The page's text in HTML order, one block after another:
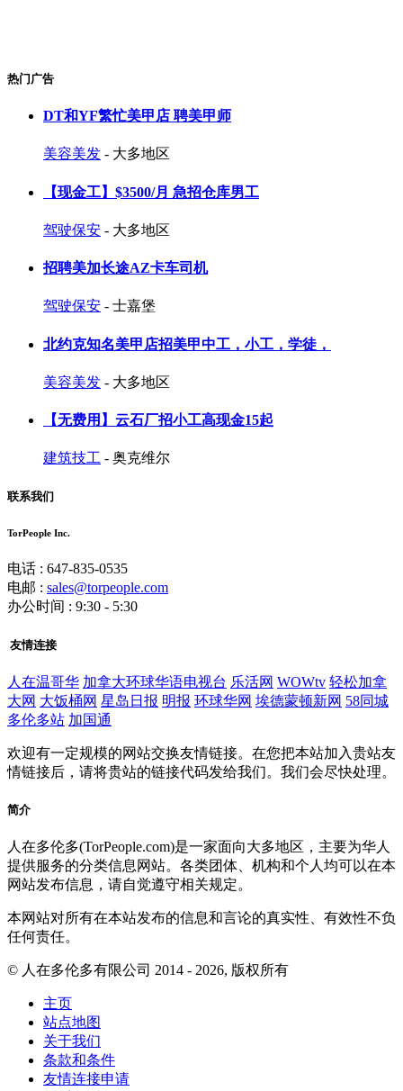
热门广告
DT和YF繁忙美甲店 聘美甲师
美容美发 - 大多地区
【现金工】$3500/月 急招仓库男工
驾驶保安 - 大多地区
招聘美加长途AZ卡车司机
驾驶保安 - 士嘉堡
北约克知名美甲店招美甲中工，小工，学徒，
美容美发 - 大多地区
【无费用】云石厂招小工高现金15起
建筑技工 - 奥克维尔
联系我们
TorPeople Inc.
电话 : 647-835-0535
电邮 : sales@torpeople.com
办公时间 : 9:30 - 5:30
友情连接
人在温哥华 加拿大环球华语电视台 乐活网 WOWtv 轻松加拿
大网 大饭桶网 星岛日报 明报 环球华网 埃德蒙顿新网 58同城
多伦多站 加国通
欢迎有一定规模的网站交换友情链接。在您把本站加入贵站友
情链接后，请将贵站的链接代码发给我们。我们会尽快处理。
简介
人在多伦多(TorPeople.com)是一家面向大多地区，主要为华人
提供服务的分类信息网站。各类团体、机构和个人均可以在本
网站发布信息，请自觉遵守相关规定。
本网站对所有在本站发布的信息和言论的真实性、有效性不负
任何责任。
© 人在多伦多有限公司 2014 - 2026, 版权所有
主页
站点地图
关于我们
条款和条件
友情连接申请